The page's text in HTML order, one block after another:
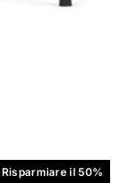
Risparmiare il 50%